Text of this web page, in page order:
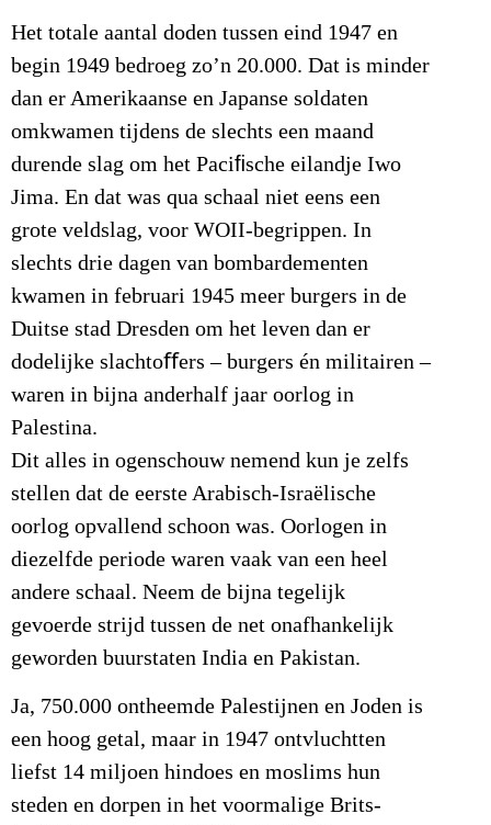
Het totale aantal doden tussen eind 1947 en
begin 1949 bedroeg zo’n 20.000. Dat is minder
dan er Amerikaanse en Japanse soldaten
omkwamen tijdens de slechts een maand
durende slag om het Paciﬁsche eilandje Iwo
Jima. En dat was qua schaal niet eens een
grote veldslag, voor WOII-begrippen. In
slechts drie dagen van bombardementen
kwamen in februari 1945 meer burgers in de
Duitse stad Dresden om het leven dan er
dodelijke slachtoﬀers – burgers én militairen –
waren in bijna anderhalf jaar oorlog in
Palestina.
Dit alles in ogenschouw nemend kun je zelfs
stellen dat de eerste Arabisch-Israëlische
oorlog opvallend schoon was. Oorlogen in
diezelfde periode waren vaak van een heel
andere schaal. Neem de bijna tegelijk
gevoerde strijd tussen de net onafhankelijk
geworden buurstaten India en Pakistan.
Ja, 750.000 ontheemde Palestijnen en Joden is
een hoog getal, maar in 1947 ontvluchtten
liefst 14 miljoen hindoes en moslims hun
steden en dorpen in het voormalige Brits-